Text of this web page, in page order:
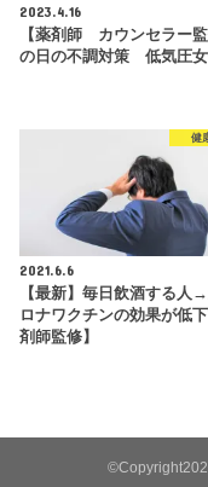
2023.4.16
【薬剤師 カウンセラー
の日の不調対策 低気圧
健
2021.6.6
【最新】毎日飲酒する人
ロナワクチンの効果が低
剤師監修】